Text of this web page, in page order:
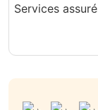
Services